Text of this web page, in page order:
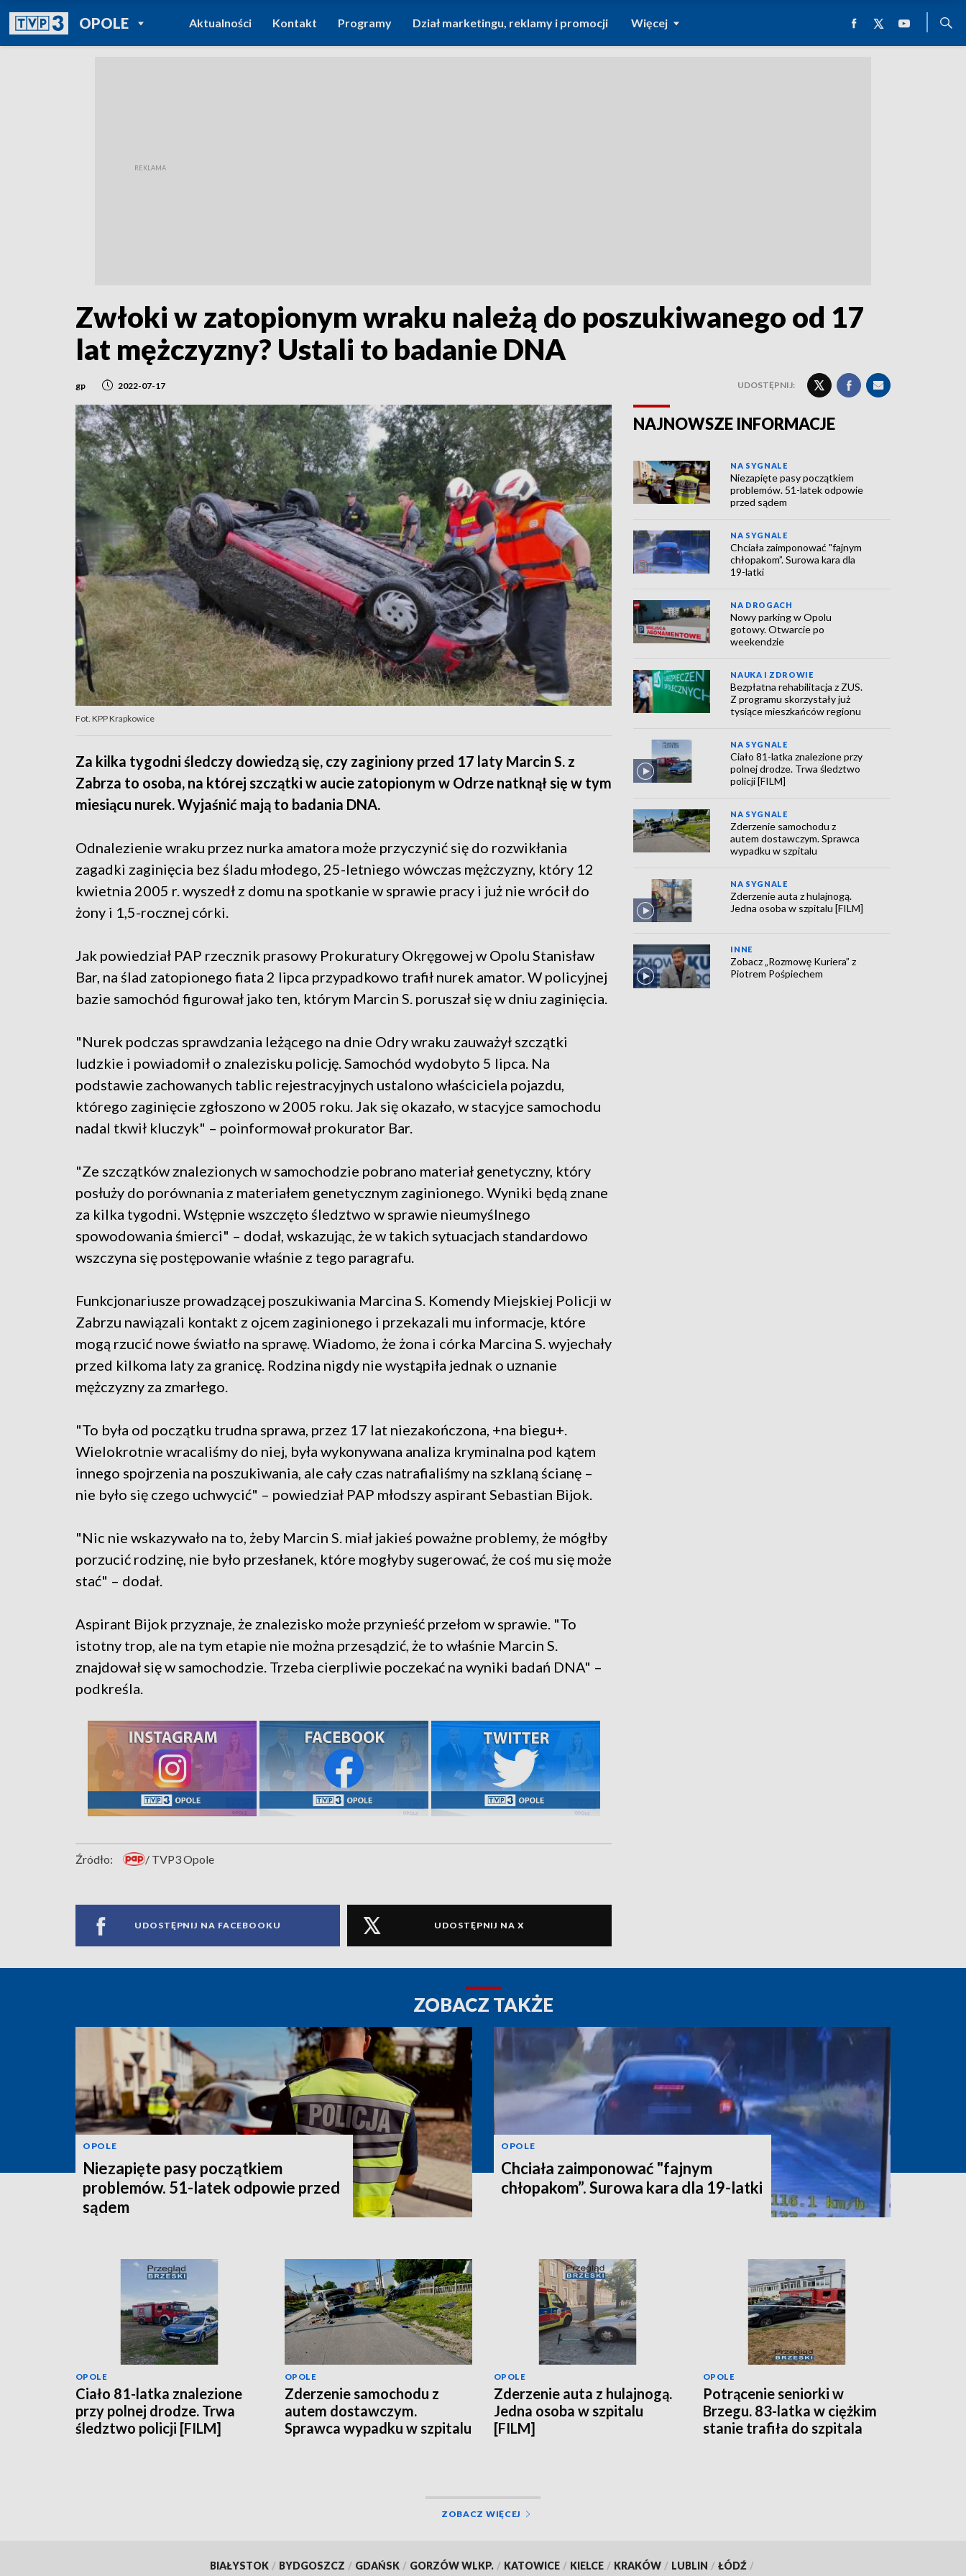
OPOLEPOWRÓT DO
TVP REGIONY
Aktualności Kontakt Programy Dział marketingu, reklamy i promocji Więcej
Zwłoki w zatopionym wraku należą do poszukiwanego od 17
lat mężczyzny? Ustali to badanie DNA
gp 2022-07-17 UDOSTĘPNIJ:
Fot. KPP Krapkowice
Za kilka tygodni śledczy dowiedzą się, czy zaginiony przed 17 laty Marcin S. z
Zabrza to osoba, na której szczątki w aucie zatopionym w Odrze natknął się w tym
miesiącu nurek. Wyjaśnić mają to badania DNA.
Odnalezienie wraku przez nurka amatora może przyczynić się do rozwikłania
zagadki zaginięcia bez śladu młodego, 25-letniego wówczas mężczyzny, który 12
kwietnia 2005 r. wyszedł z domu na spotkanie w sprawie pracy i już nie wrócił do
żony i 1,5-rocznej córki.
Jak powiedział PAP rzecznik prasowy Prokuratury Okręgowej w Opolu Stanisław
Bar, na ślad zatopionego fiata 2 lipca przypadkowo trafił nurek amator. W policyjnej
bazie samochód figurował jako ten, którym Marcin S. poruszał się w dniu zaginięcia.
"Nurek podczas sprawdzania leżącego na dnie Odry wraku zauważył szczątki
ludzkie i powiadomił o znalezisku policję. Samochód wydobyto 5 lipca. Na
podstawie zachowanych tablic rejestracyjnych ustalono właściciela pojazdu,
którego zaginięcie zgłoszono w 2005 roku. Jak się okazało, w stacyjce samochodu
nadal tkwił kluczyk" – poinformował prokurator Bar.
"Ze szczątków znalezionych w samochodzie pobrano materiał genetyczny, który
posłuży do porównania z materiałem genetycznym zaginionego. Wyniki będą znane
za kilka tygodni. Wstępnie wszczęto śledztwo w sprawie nieumyślnego
spowodowania śmierci" – dodał, wskazując, że w takich sytuacjach standardowo
wszczyna się postępowanie właśnie z tego paragrafu.
Funkcjonariusze prowadzącej poszukiwania Marcina S. Komendy Miejskiej Policji w
Zabrzu nawiązali kontakt z ojcem zaginionego i przekazali mu informacje, które
mogą rzucić nowe światło na sprawę. Wiadomo, że żona i córka Marcina S. wyjechały
przed kilkoma laty za granicę. Rodzina nigdy nie wystąpiła jednak o uznanie
mężczyzny za zmarłego.
"To była od początku trudna sprawa, przez 17 lat niezakończona, +na biegu+.
Wielokrotnie wracaliśmy do niej, była wykonywana analiza kryminalna pod kątem
innego spojrzenia na poszukiwania, ale cały czas natrafialiśmy na szklaną ścianę –
nie było się czego uchwycić" – powiedział PAP młodszy aspirant Sebastian Bijok.
"Nic nie wskazywało na to, żeby Marcin S. miał jakieś poważne problemy, że mógłby
porzucić rodzinę, nie było przesłanek, które mogłyby sugerować, że coś mu się może
stać" – dodał.
Aspirant Bijok przyznaje, że znalezisko może przynieść przełom w sprawie. "To
istotny trop, ale na tym etapie nie można przesądzić, że to właśnie Marcin S.
znajdował się w samochodzie. Trzeba cierpliwie poczekać na wyniki badań DNA" –
podkreśla.
Źródło: / TVP3 Opole
UDOSTĘPNIJ NA FACEBOOKU UDOSTĘPNIJ NA X
NAJNOWSZE INFORMACJE
NA SYGNALE
Niezapięte pasy początkiem
problemów. 51-latek odpowie
przed sądem
NA SYGNALE
Chciała zaimponować "fajnym
chłopakom”. Surowa kara dla
19-latki
NA DROGACH
Nowy parking w Opolu
gotowy. Otwarcie po
weekendzie
NAUKA I ZDROWIE
Bezpłatna rehabilitacja z ZUS.
Z programu skorzystały już
tysiące mieszkańców regionu
NA SYGNALE
Ciało 81-latka znalezione przy
polnej drodze. Trwa śledztwo
policji [FILM]
NA SYGNALE
Zderzenie samochodu z
autem dostawczym. Sprawca
wypadku w szpitalu
NA SYGNALE
Zderzenie auta z hulajnogą.
Jedna osoba w szpitalu [FILM]
INNE
Zobacz „Rozmowę Kuriera” z
Piotrem Pośpiechem
ZOBACZ TAKŻE
OPOLE
Niezapięte pasy początkiem
problemów. 51-latek odpowie przed
sądem
OPOLE
Chciała zaimponować "fajnym
chłopakom”. Surowa kara dla 19-latki
OPOLE
Ciało 81-latka znalezione
przy polnej drodze. Trwa
śledztwo policji [FILM]
OPOLE
Zderzenie samochodu z
autem dostawczym.
Sprawca wypadku w szpitalu
OPOLE
Zderzenie auta z hulajnogą.
Jedna osoba w szpitalu
[FILM]
OPOLE
Potrącenie seniorki w
Brzegu. 83-latka w ciężkim
stanie trafiła do szpitala
ZOBACZ WIĘCEJ
BIAŁYSTOK / BYDGOSZCZ / GDAŃSK / GORZÓW WLKP. / KATOWICE / KIELCE / KRAKÓW / LUBLIN / ŁÓDŹ /